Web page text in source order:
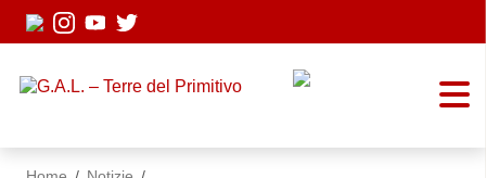
Vai ai contenuti
Vai al menu di navigazione